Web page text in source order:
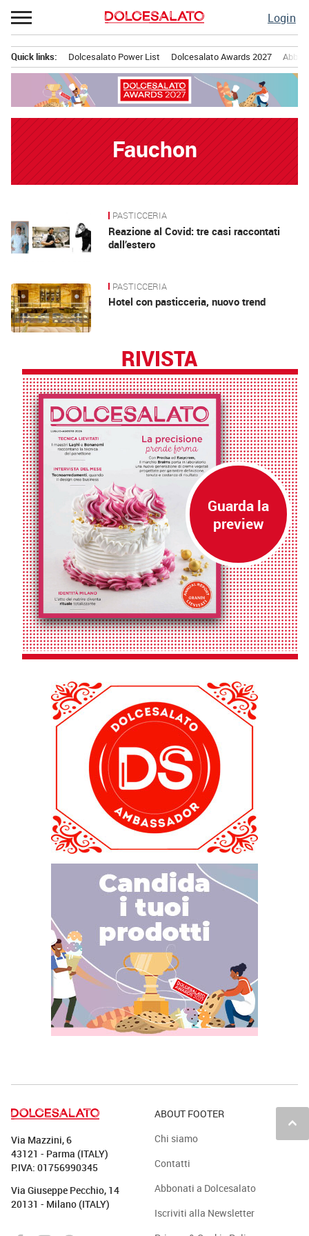
Passa
al
Login
principale
Quick links: Dolcesalato Power List Dolcesalato Awards 2027
Fauchon
News PASTICCERIA
Reazione al Covid: tre casi raccontati
dall’estero
PASTICCERIA
Hotel con pasticceria, nuovo trend
RIVISTA
keyboard_arrow_up
Via Mazzini, 6
43121 - Parma (ITALY)
P.IVA: 01756990345
Via Giuseppe Pecchio, 14
20131 - Milano (ITALY)
ABOUT FOOTER
Chi siamo
Contatti
Abbonati a Dolcesalato
Iscriviti alla Newsletter